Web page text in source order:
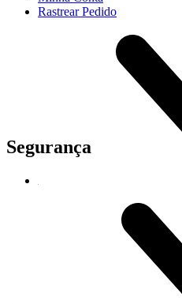
Rastrear Pedido
Segurança